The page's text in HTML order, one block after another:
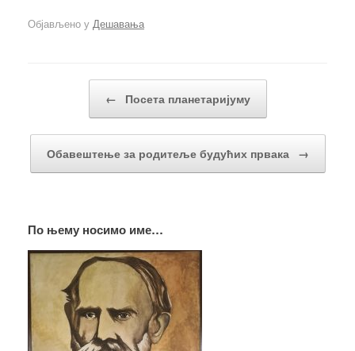
Објављено у Дешавања
← Посета планетаријуму
Обавештење за родитеље будућих првака →
По њему носимо име…